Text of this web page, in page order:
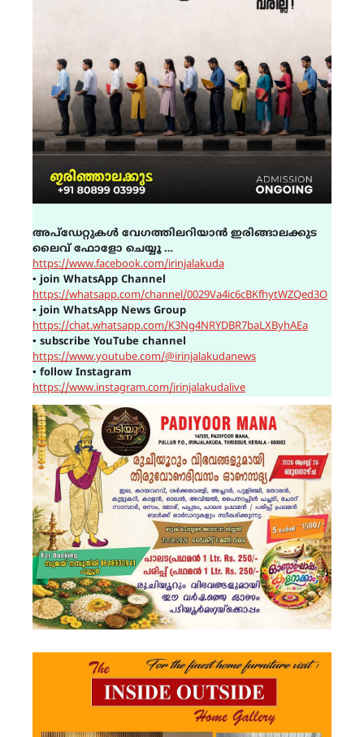
അപ്ഡേറ്റുകൾ വേഗത്തിലറിയാൻ ഇരിങ്ങാലക്കുട
ലൈവ് ഫോളോ ചെയ്യൂ …
https://www.facebook.com/irinjalakuda
▪ join WhatsApp Channel
https://whatsapp.com/channel/0029Va4ic6cBKfhytWZQed3O
▪ join WhatsApp News Group
https://chat.whatsapp.com/K3Ng4NRYDBR7baLXByhAEa
▪ subscribe YouTube channel
https://www.youtube.com/@irinjalakudanews
▪ follow Instagram
https://www.instagram.com/irinjalakudalive